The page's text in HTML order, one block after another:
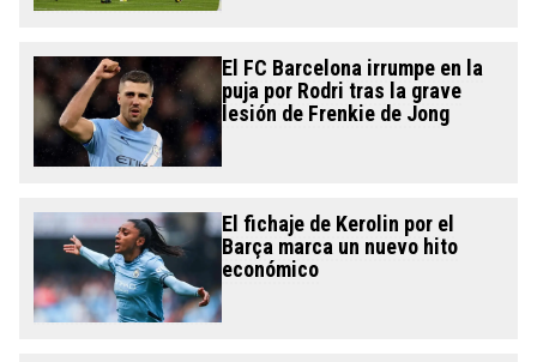
El FC Barcelona irrumpe en la
puja por Rodri tras la grave
lesión de Frenkie de Jong
El fichaje de Kerolin por el
Barça marca un nuevo hito
económico